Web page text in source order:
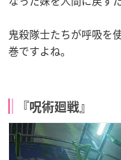
鬼殺隊士たちが呼吸を
巻ですよね。
『呪術廻戦』